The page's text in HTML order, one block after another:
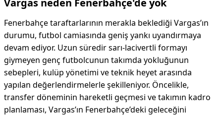
Vargas neden Fenerbahçe'de yok
Fenerbahçe taraftarlarının merakla beklediği Vargas’ın
durumu, futbol camiasında geniş yankı uyandırmaya
devam ediyor. Uzun süredir sarı-lacivertli formayı
giymeyen genç futbolcunun takımda yokluğunun
sebepleri, kulüp yönetimi ve teknik heyet arasında
yapılan değerlendirmelerle şekilleniyor. Öncelikle,
transfer döneminin hareketli geçmesi ve takımın kadro
planlaması, Vargas’ın Fenerbahçe’deki geleceğini